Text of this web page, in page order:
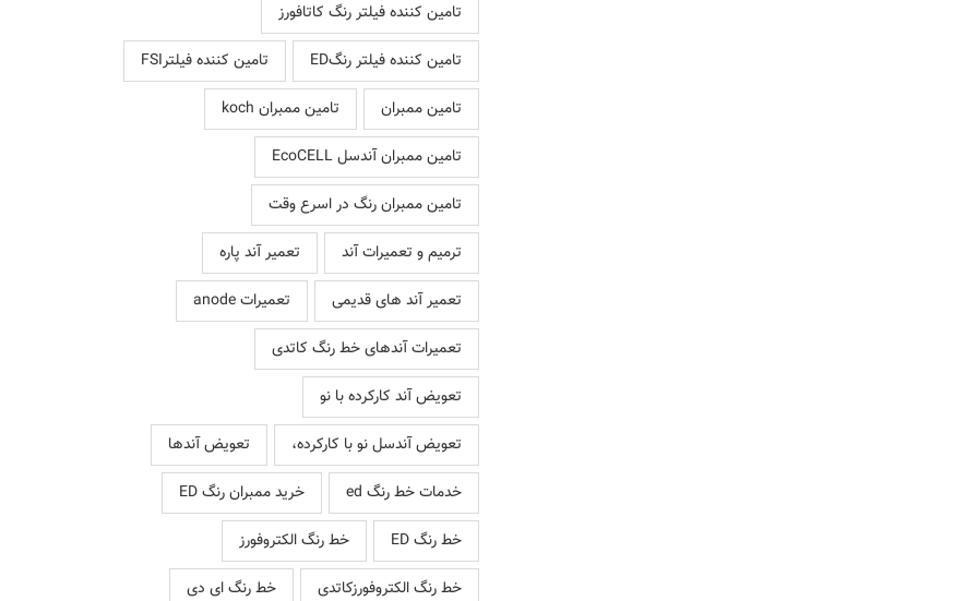
تامین کننده فیلتر رنگ کاتافورز
تامین کننده فیلتر رنگED
تامین کننده فیلترFSI
تامین ممبران
تامین ممبران koch
تامین ممبران آندسل EcoCELL
تامین ممبران رنگ در اسرع وقت
ترمیم و تعمیرات آند
تعمیر آند پاره
تعمیر آند های قدیمی
تعمیرات anode
تعمیرات آندهای خط رنگ کاتدی
تعویض آند کارکرده با نو
تعویض آندسل نو با کارکرده،
تعویض آندها
خدمات خط رنگ ed
خرید ممبران رنگ ED
خط رنگ ED
خط رنگ الکتروفورز
خط رنگ الکتروفورزکاتدی
خط رنگ ای دی